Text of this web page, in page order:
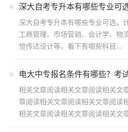
深大自考专升本有哪些专业可
深大自考专升本有哪些专业可选，
工商管理、市场营销、会计学、物
觉传达设计等，看下有哪些科目...
电大中专报名条件有哪些？考
相关文章阅读相关文章阅读相关文
章阅读相关文章阅读相关文章阅读
相关文章阅读相关文章阅读相关文